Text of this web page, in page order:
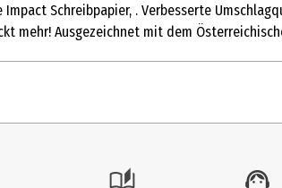
Schreibpapier, . Verbesserte
mehr! Ausgezeichnet mit dem